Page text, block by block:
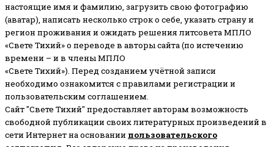
настоящие имя и фамилию, загрузить свою фотографию
(аватар), написать несколько строк о себе, указать страну и
регион проживания и ожидать решения литсовета МПЛО
«Свете Тихий» о переводе в авторы сайта (по истечению
времени – и в члены МПЛО
«Свете Тихий»). Перед созданием учётной записи
необходимо ознакомится с правилами регистрации и
пользовательским соглашением.
Сайт "Свете Тихий" предоставляет авторам возможность
свободной публикации своих литературных произведений в
сети Интернет на основании пользовательского